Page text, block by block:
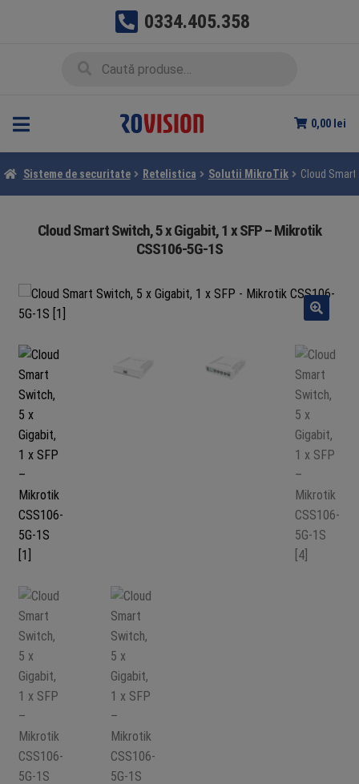
0334.405.358
0,00 lei
Sisteme de securitate Retelistica Solutii MikroTik Cloud Smart
Cloud Smart Switch, 5 x Gigabit, 1 x SFP – Mikrotik
CSS106-5G-1S